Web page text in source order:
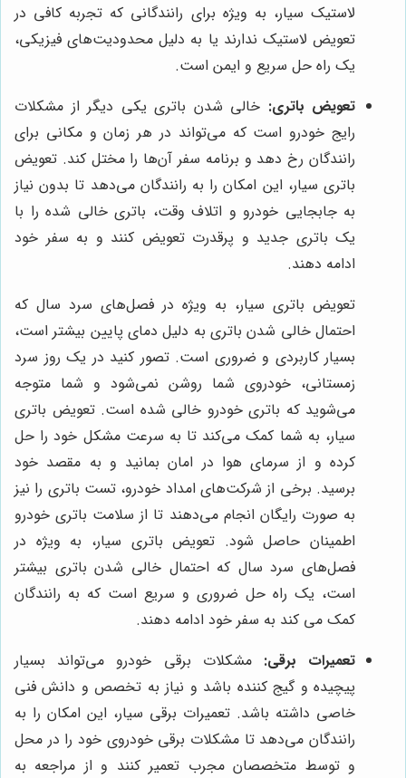
لاستیک سیار، به ویژه برای رانندگانی که تجربه کافی در
تعویض لاستیک ندارند یا به دلیل محدودیت‌های فیزیکی،
یک راه حل سریع و ایمن است.
تعویض باتری: خالی شدن باتری یکی دیگر از مشکلات
رایج خودرو است که می‌تواند در هر زمان و مکانی برای
رانندگان رخ دهد و برنامه سفر آن‌ها را مختل کند. تعویض
باتری سیار، این امکان را به رانندگان می‌دهد تا بدون نیاز
به جابجایی خودرو و اتلاف وقت، باتری خالی شده را با
یک باتری جدید و پرقدرت تعویض کنند و به سفر خود
ادامه دهند.
تعویض باتری سیار، به ویژه در فصل‌های سرد سال که
احتمال خالی شدن باتری به دلیل دمای پایین بیشتر است،
بسیار کاربردی و ضروری است. تصور کنید در یک روز سرد
زمستانی، خودروی شما روشن نمی‌شود و شما متوجه
می‌شوید که باتری خودرو خالی شده است. تعویض باتری
سیار، به شما کمک می‌کند تا به سرعت مشکل خود را حل
کرده و از سرمای هوا در امان بمانید و به مقصد خود
برسید. برخی از شرکت‌های امداد خودرو، تست باتری را نیز
به صورت رایگان انجام می‌دهند تا از سلامت باتری خودرو
اطمینان حاصل شود. تعویض باتری سیار، به ویژه در
فصل‌های سرد سال که احتمال خالی شدن باتری بیشتر
است، یک راه حل ضروری و سریع است که به رانندگان
کمک می کند به سفر خود ادامه دهند.
تعمیرات برقی: مشکلات برقی خودرو می‌تواند بسیار
پیچیده و گیج کننده باشد و نیاز به تخصص و دانش فنی
خاصی داشته باشد. تعمیرات برقی سیار، این امکان را به
رانندگان می‌دهد تا مشکلات برقی خودروی خود را در محل
و توسط متخصصان مجرب تعمیر کنند و از مراجعه به